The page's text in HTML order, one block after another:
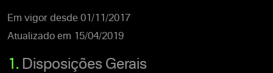
Em vigor desde 01/11/2017
Atualizado em 15/04/2019
1. Disposições Gerais